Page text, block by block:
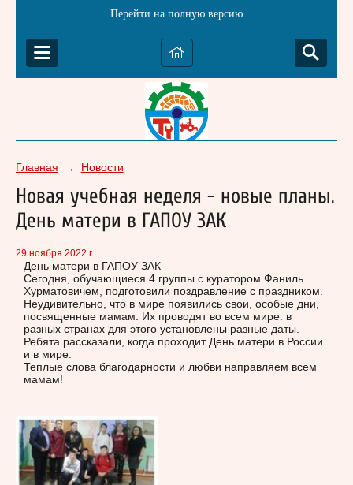
Перейти на полную версию
Главная → Новости
Новая учебная неделя - новые планы.
День матери в ГАПОУ ЗАК
29 ноября 2022 г.
День матери в ГАПОУ ЗАК
Сегодня, обучающиеся 4 группы с куратором Фаниль
Хурматовичем, подготовили поздравление с праздником.
Неудивительно, что в мире появились свои, особые дни,
посвященные мамам. Их проводят во всем мире: в
разных странах для этого установлены разные даты.
Ребята рассказали, когда проходит День матери в России
и в мире.
Теплые слова благодарности и любви направляем всем
мамам!